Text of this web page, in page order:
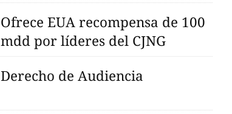
Ofrece EUA recompensa de 100
mdd por líderes del CJNG
Derecho de Audiencia